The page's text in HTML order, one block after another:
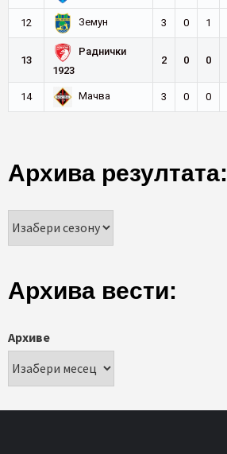
12 Земун 3 0 1
13
Раднички
1923
2 0 0
14 Мачва 3 0 0
Архива резултата:
Архива вести:
Архиве